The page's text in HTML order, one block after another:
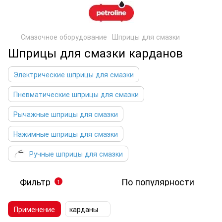
Смазочное оборудование Шприцы для смазки
Шприцы для смазки карданов
Электрические шприцы для смазки
Пневматические шприцы для смазки
Рычажные шприцы для смазки
Нажимные шприцы для смазки
Ручные шприцы для смазки
Фильтр 1 По популярности
Применение карданы